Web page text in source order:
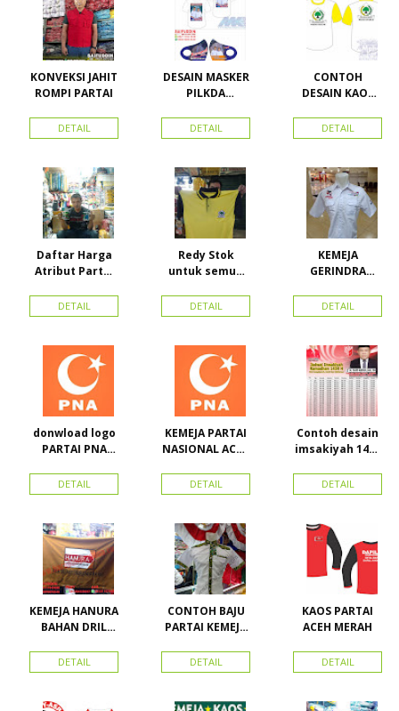
KONVEKSI JAHIT
ROMPI PARTAI
DETAIL
DESAIN MASKER
PILKDA
Calon Bupati &
Wakil Bupati
Kepulauan
DETAIL
CONTOH
DESAIN KAOS
BAHAN PE
DOUBLE
DETAIL
Daftar Harga
Atribut Partai
Toko Maha
Karya Online
Proyek Senen
Jakarta Pusat
DETAIL
Redy Stok
untuk semua
Kerah Bahan PE
Dobel Rp.
DETAIL
KEMEJA
GERINDRA
BORDIR DAN
TOPI BAHAN
DETAIL
donwload logo
PARTAI PNA
nasional aceh)
Vector
DETAIL
KEMEJA PARTAI
NASIONAL ACEH
PKPI, dan
Kemeja
DETAIL
Contoh desain
imsakiyah 1434
cetak
imsakiyah di
Karya Online
Advertising
Pasar Senen
DETAIL
KEMEJA HANURA
BAHAN DRIL
HANURA
DETAIL
CONTOH BAJU
PARTAI KEMEJA
SEMUA ATRIBUT
PARTAI
DETAIL
KAOS PARTAI
ACEH MERAH
DETAIL